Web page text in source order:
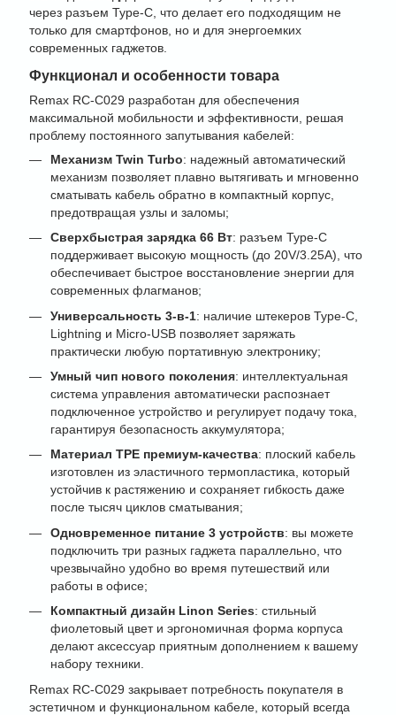
через разъем Type-C, что делает его подходящим не
только для смартфонов, но и для энергоемких
современных гаджетов.
Функционал и особенности товара
Remax RC-C029 разработан для обеспечения
максимальной мобильности и эффективности, решая
проблему постоянного запутывания кабелей:
Механизм Twin Turbo: надежный автоматический
механизм позволяет плавно вытягивать и мгновенно
сматывать кабель обратно в компактный корпус,
предотвращая узлы и заломы;
Сверхбыстрая зарядка 66 Вт: разъем Type-C
поддерживает высокую мощность (до 20V/3.25A), что
обеспечивает быстрое восстановление энергии для
современных флагманов;
Универсальность 3-в-1: наличие штекеров Type-C,
Lightning и Micro-USB позволяет заряжать
практически любую портативную электронику;
Умный чип нового поколения: интеллектуальная
система управления автоматически распознает
подключенное устройство и регулирует подачу тока,
гарантируя безопасность аккумулятора;
Материал TPE премиум-качества: плоский кабель
изготовлен из эластичного термопластика, который
устойчив к растяжению и сохраняет гибкость даже
после тысяч циклов сматывания;
Одновременное питание 3 устройств: вы можете
подключить три разных гаджета параллельно, что
чрезвычайно удобно во время путешествий или
работы в офисе;
Компактный дизайн Linon Series: стильный
фиолетовый цвет и эргономичная форма корпуса
делают аксессуар приятным дополнением к вашему
набору техники.
Remax RC-C029 закрывает потребность покупателя в
эстетичном и функциональном кабеле, который всегда